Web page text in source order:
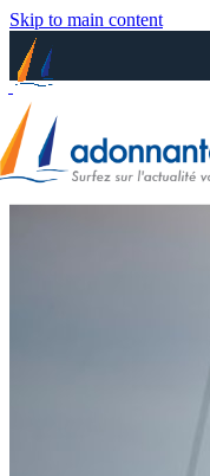
Skip to main content